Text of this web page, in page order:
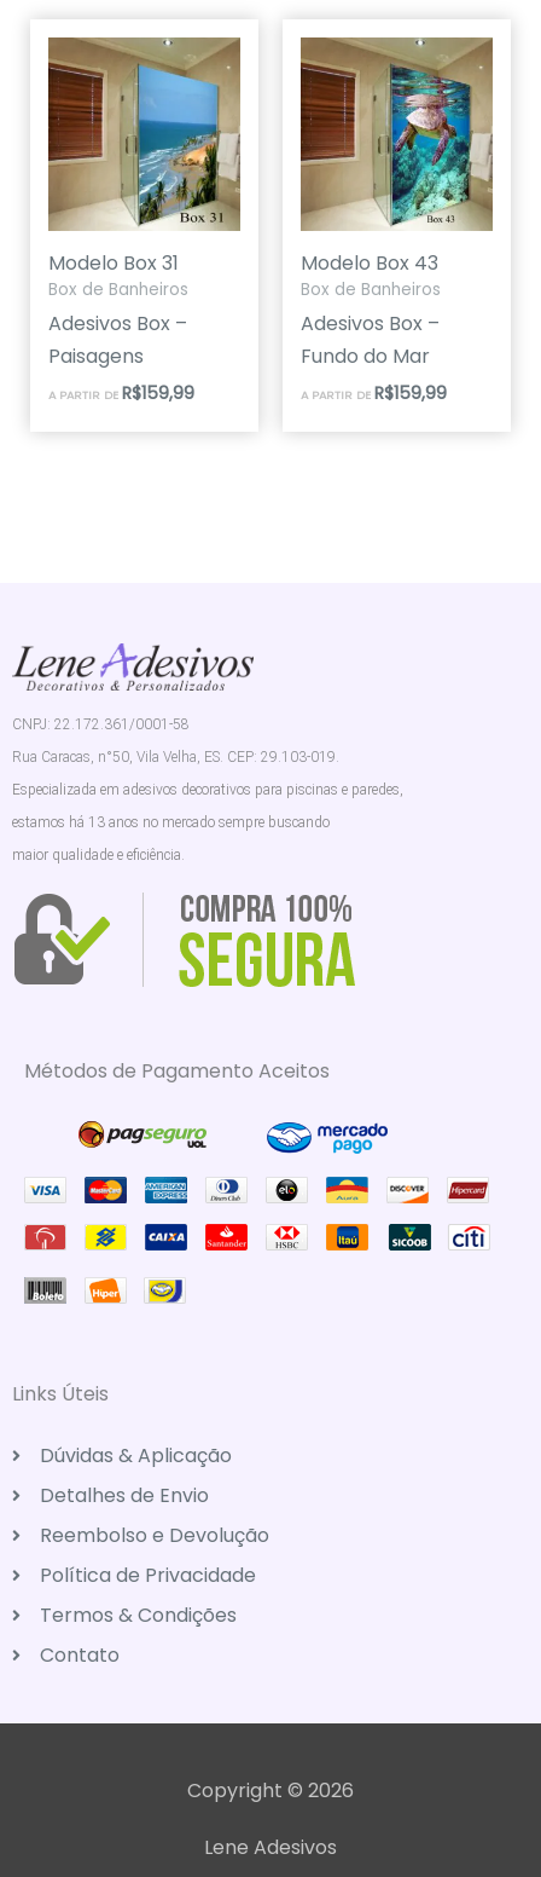
Modelo Box 31
Box de Banheiros
Adesivos Box –
Paisagens
A PARTIR DE R$159,99
Modelo Box 43
Box de Banheiros
Adesivos Box –
Fundo do Mar
A PARTIR DE R$159,99
CNPJ: 22.172.361/0001-58
Rua Caracas, n°50, Vila Velha, ES. CEP: 29.103-019.
Especializada em adesivos decorativos para piscinas e paredes,
estamos há 13 anos no mercado sempre buscando
maior qualidade e eficiência.
Métodos de Pagamento Aceitos
Links Úteis
Dúvidas & Aplicação
Detalhes de Envio
Reembolso e Devolução
Política de Privacidade
Termos & Condições
Contato
Copyright © 2026
Lene Adesivos